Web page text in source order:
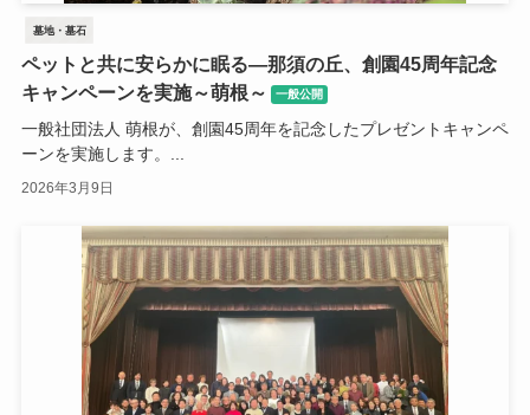
墓地・墓石
ペットと共に安らかに眠る—那須の丘、創園45周年記念
キャンペーンを実施～萌根～
一般公開
一般社団法人 萌根が、創園45周年を記念したプレゼントキャンペ
ーンを実施します。...
2026年3月9日